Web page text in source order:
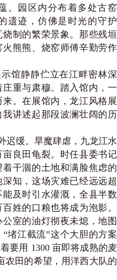
。园区内分布着多处古窑
遗迹，仿佛是时光的守护
制的繁荣景象。那些残垣
熊熊、烧窑师傅辛勤劳作
馆静静伫立在江畔密林深
重与肃穆。踏入馆内，一
。在展馆内，龙江风格展
讲述起那段波澜壮阔的历
迟缓。旱魔肆虐，九龙江水
良田龟裂。时任县委书记
干涸的土地和满脸焦虑的
知，这场灾难已经远远超
及时引水灌溉，全县半数
姓的口粮也将成为泡影。
室的油灯彻夜未熄，地图
“堵江截流”这个大胆的方案
要用 1300 亩即将成熟的麦
农田的希望，用洋西大队的